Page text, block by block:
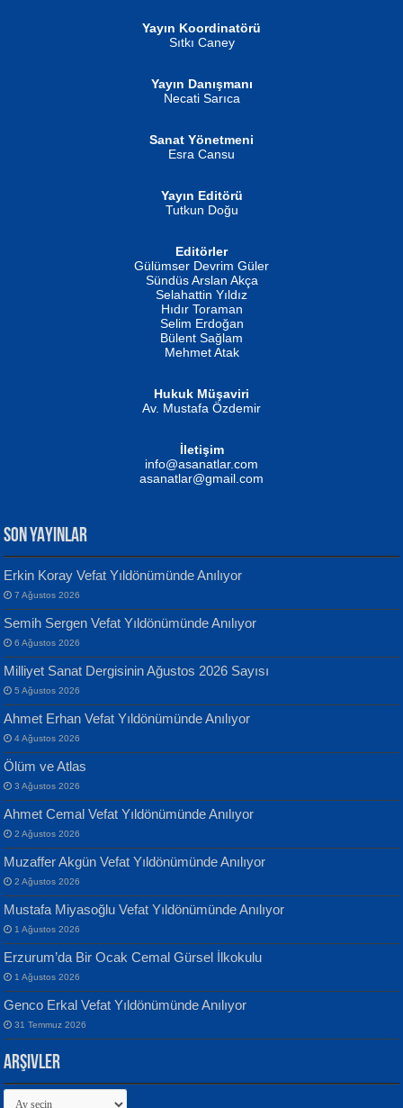
İSMAİL OKUTAN
Erkeklerin Kahrolması Ne Demektir
MUSTAFA KELOĞLU
Yarına İz Bırakmak...
ATİLLA ÖZEN
Sultan Olmadan Önce Eyüp...
EKREM KARABABA
Evvel Zaman Tanrıçası...
Yılmaz Ekinci
Geceye Söylenen...
Banu Sancak
Defterimden İçeri...
İsmail Aydos
İnkisar...
Yayın Koordinatörü
Sıtkı Caney
Yayın Danışmanı
Necati Sarıca
Sanat Yönetmeni
Esra Cansu
Yayın Editörü
Tutkun Doğu
Editörler
Gülümser Devrim Güler
Sündüs Arslan Akça
Selahattin Yıldız
Hıdır Toraman
Selim Erdoğan
Bülent Sağlam
Mehmet Atak
Hukuk Müşaviri
Av. Mustafa Özdemir
İletişim
info@asanatlar.com
asanatlar@gmail.com
SON YAYINLAR
Erkin Koray Vefat Yıldönümünde Anılıyor
7 Ağustos 2026
Semih Sergen Vefat Yıldönümünde Anılıyor
6 Ağustos 2026
Milliyet Sanat Dergisinin Ağustos 2026 Sayısı
5 Ağustos 2026
Ahmet Erhan Vefat Yıldönümünde Anılıyor
4 Ağustos 2026
Ölüm ve Atlas
3 Ağustos 2026
Ahmet Cemal Vefat Yıldönümünde Anılıyor
2 Ağustos 2026
Muzaffer Akgün Vefat Yıldönümünde Anılıyor
2 Ağustos 2026
Mustafa Miyasoğlu Vefat Yıldönümünde Anılıyor
1 Ağustos 2026
Erzurum’da Bir Ocak Cemal Gürsel İlkokulu
1 Ağustos 2026
Genco Erkal Vefat Yıldönümünde Anılıyor
31 Temmuz 2026
Arşivler
Arşivler